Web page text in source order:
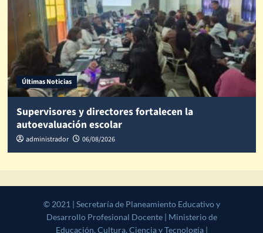
Últimas Noticias
Supervisores y directores fortalecen la
autoevaluación escolar
administrador 06/08/2026
© 2021 | Secretaría de Planeamiento Educativo y Desarrollo
Profesional Docente | Ministerio de Educación, Cultura, Ciencia y
Tecnología | Gobierno de la Provincia de Salta|CoverNews